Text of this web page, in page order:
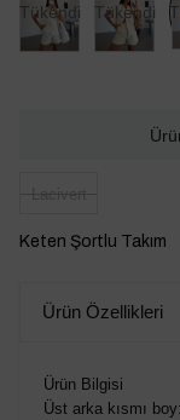
Tükendi Tükendi
Keten Şortlu Takım
Ürün Özellikleri
Ürün Bilgisi
Üst arka kısmı